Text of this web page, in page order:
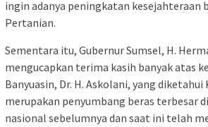
ingin adanya peningkatan kesejahteraan
Pertanian.
Sementara itu, Gubernur Sumsel, H.
mengucapkan terima kasih banyak atas
Banyuasin, Dr. H. Askolani, yang
merupakan penyumbang beras terbesar
nasional sebelumnya dan saat ini telah